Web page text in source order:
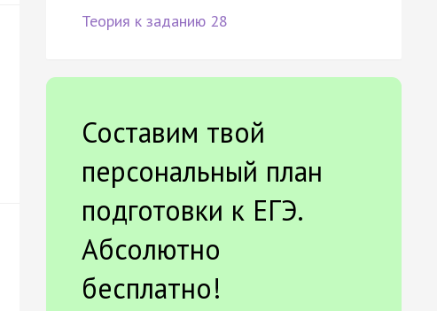
Теория к заданию 28
Составим твой
персональный план
подготовки к ЕГЭ.
Абсолютно
бесплатно!